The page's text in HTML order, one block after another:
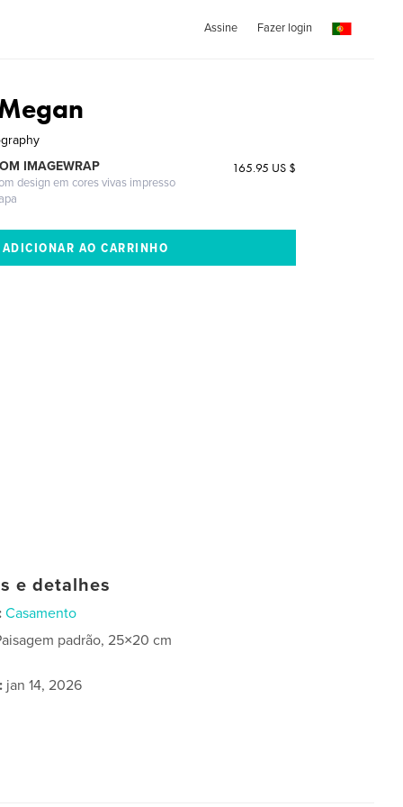
Assine Fazer login
IMAGEWRAP
design em cores vivas impresso
165.95 US $
e detalhes
Casamento
padrão, 25×20 cm
jan 14, 2026